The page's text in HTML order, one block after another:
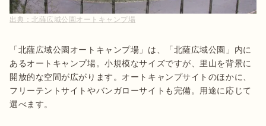
出典：北薩広域公園オートキャンプ場
「北薩広域公園オートキャンプ場」は、「北薩広域公園」内に
あるオートキャンプ場。小規模なサイズですが、里山を背景に
開放的な空間が広がります。オートキャンプサイトのほかに、
フリーテントサイトやバンガローサイトも完備。用途に応じて
選べます。